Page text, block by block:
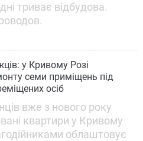
триває відбудова.
у Кривому Розі
семи приміщень під
осіб
вже з нового року
квартири у Кривому
облаштовує